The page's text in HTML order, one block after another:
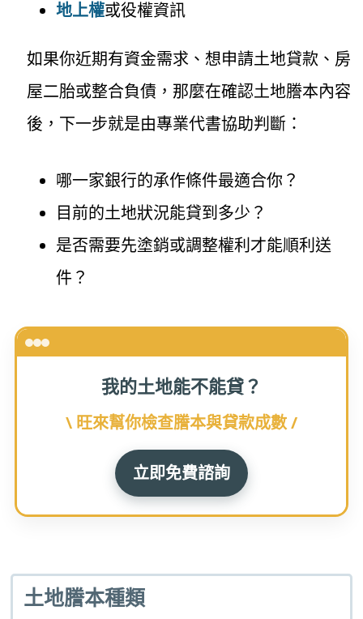
地上權或役權資訊
如果你近期有資金需求、想申請土地貸款、房
屋二胎或整合負債，那麼在確認土地謄本內容
後，下一步就是由專業代書協助判斷：
哪一家銀行的承作條件最適合你？
目前的土地狀況能貸到多少？
是否需要先塗銷或調整權利才能順利送
件？
我的土地能不能貸？
\ 旺來幫你檢查謄本與貸款成數 /
立即免費諮詢
土地謄本種類